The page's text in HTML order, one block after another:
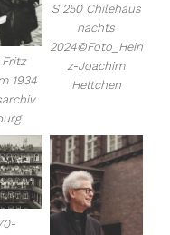
1934
S 250 Chilehaus
nachts
2024©Foto_Hein
z-Joachim
Hettchen